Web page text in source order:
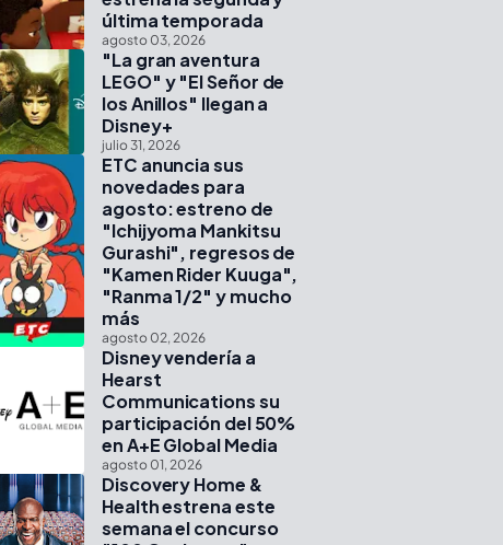
última temporada
agosto 03, 2026
"La gran aventura
LEGO" y "El Señor de
los Anillos" llegan a
Disney+
julio 31, 2026
ETC anuncia sus
novedades para
agosto: estreno de
"Ichijyoma Mankitsu
Gurashi", regresos de
"Kamen Rider Kuuga",
"Ranma 1/2" y mucho
más
agosto 02, 2026
Disney vendería a
Hearst
Communications su
participación del 50%
en A+E Global Media
agosto 01, 2026
Discovery Home &
Health estrena este
semana el concurso